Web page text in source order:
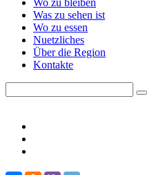
Wo zu bleiben
Was zu sehen ist
Wo zu essen
Nuetzliches
Über die Region
Kontakte